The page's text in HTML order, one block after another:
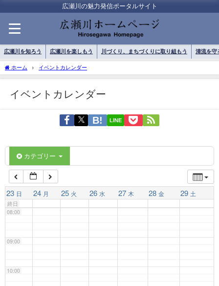
広瀬川の魅力発信ポータルサイト
広瀬川を知ろう 広瀬川を楽しもう 川づくり、まちづくりに取り組もう 清流を守
ホーム イベントカレンダー
イベントカレンダー
LINE
カテゴリー
23 日 24 月 25 火 26 水 27 木 28 金 29 土
終日
02:00
03:00
04:00
06:00
07:00
08:00
09:00
10:00